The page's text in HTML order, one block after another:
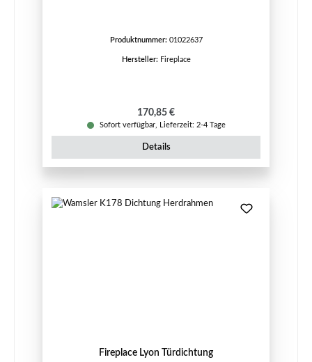
Produktnummer: 01022637
Hersteller: Fireplace
Regulärer Preis:
170,85 €
Sofort verfügbar, Lieferzeit: 2-4 Tage
Details
Fireplace Lyon Türdichtung